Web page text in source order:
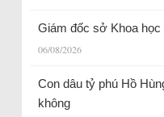
Giám đốc sở Khoa học
06/08/2026
Con dâu tỷ phú Hồ
không